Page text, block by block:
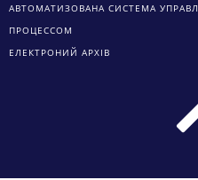
АВТОМАТИЗОВАНА СИСТЕМА
ПРОЦЕССОМ
ЕЛЕКТРОНИЙ АРХІВ